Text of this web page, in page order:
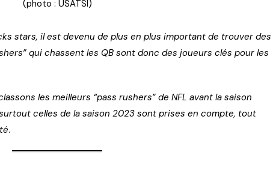
(photo : USATSI)
stars, il est devenu de plus en plus important de trouver des
qui chassent les QB sont donc des joueurs clés pour les
les meilleurs “pass rushers” de NFL avant la saison
celles de la saison 2023 sont prises en compte, tout
.